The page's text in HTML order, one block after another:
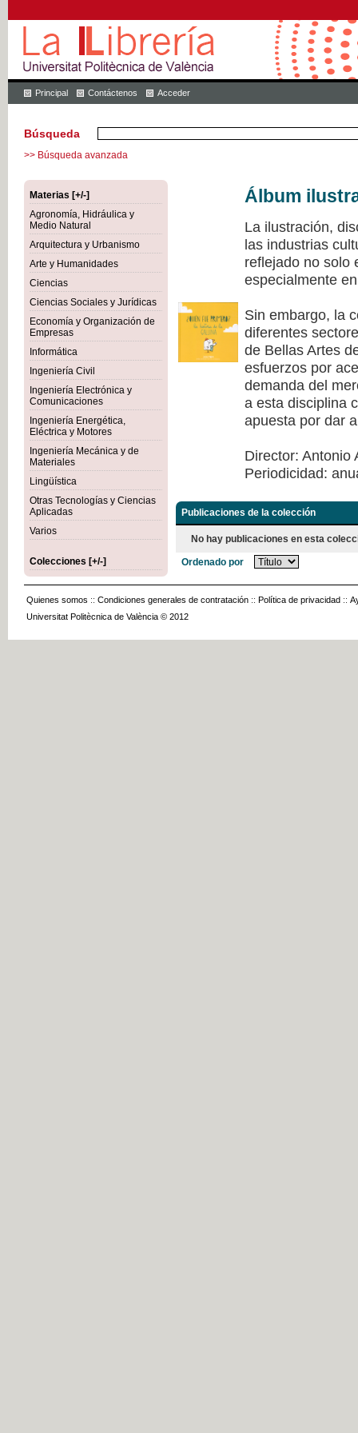
Principal Contáctenos Acceder
Búsqueda
>> Búsqueda avanzada
Materias [+/-]
Agronomía, Hidráulica y
Medio Natural
Arquitectura y Urbanismo
Arte y Humanidades
Ciencias
Ciencias Sociales y Jurídicas
Economía y Organización de
Empresas
Informática
Ingeniería Civil
Ingeniería Electrónica y
Comunicaciones
Ingeniería Energética,
Eléctrica y Motores
Ingeniería Mecánica y de
Materiales
Lingüística
Otras Tecnologías y Ciencias
Aplicadas
Varios
Colecciones [+/-]
Álbum
La ilustración,
las industrias
reflejado no solo
especialmente
Sin embargo, la
diferentes
de Bellas Artes
esfuerzos por
demanda del
a esta disciplina
apuesta por dar
Director: Antonio
Periodicidad:
Publicaciones de la colección
No hay publicaciones en esta
Ordenado por
Quienes somos :: Condiciones generales de contratación :: Política de privacidad ::
Universitat Politècnica de València © 2012